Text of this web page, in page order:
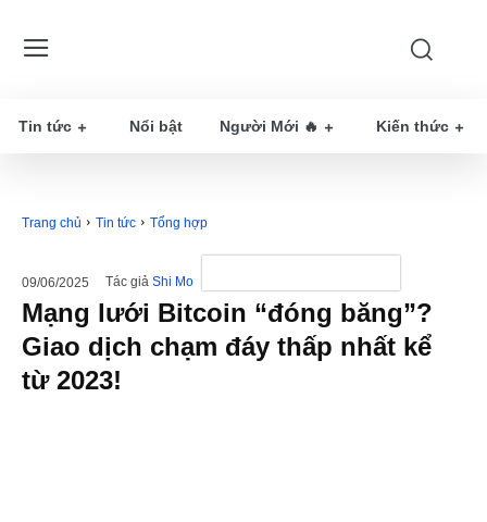
Tin tức Nổi bật Người Mới 🔥 Kiến thức
Trang chủ Tin tức Tổng hợp
09/06/2025 Tác giả Shi Mo
Mạng lưới Bitcoin “đóng băng”?
Giao dịch chạm đáy thấp nhất kể
từ 2023!